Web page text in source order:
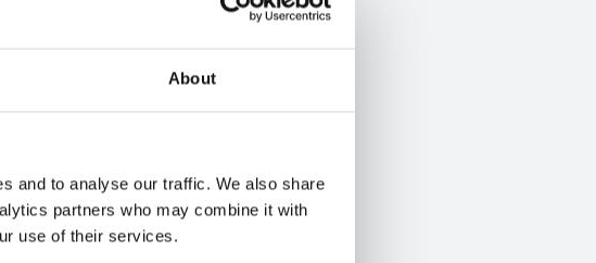
About
and to analyse our traffic. We also share
partners who may combine it with
use of their services.
3
Até
Vento3
Até